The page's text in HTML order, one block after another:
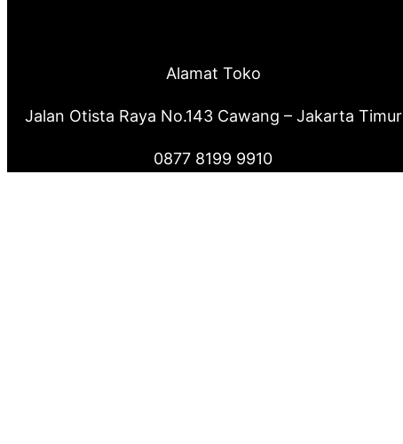
Alamat Toko
Jalan Otista Raya No.143 Cawang – Jakarta Timur
0877 8199 9910